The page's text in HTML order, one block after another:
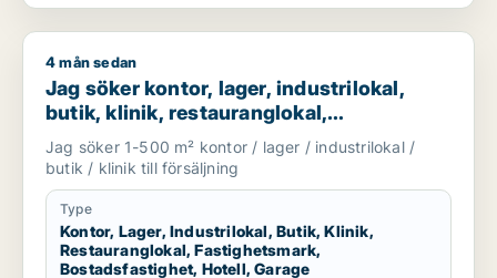
Jag söker kontor, lager, industrilokal, butik, klinik,
4 mån sedan
Jag söker kontor, lager, industrilokal,
butik, klinik, restauranglokal,
fastighetsmark, bostadsfastighet, hotell
eller garage till salu i Linköping,
Falkenberg eller Varberg m.fl.
Jag söker 1-500 m² kontor / lager / industrilokal /
butik / klinik till försäljning
Type
Kontor, Lager, Industrilokal, Butik, Klinik,
Restauranglokal, Fastighetsmark,
Bostadsfastighet, Hotell, Garage